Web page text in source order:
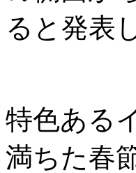
ると発表
特色ある
満ちた春